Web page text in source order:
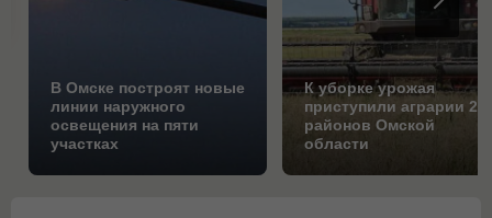
В Омске построят новые
линии наружного
освещения на пяти
участках
К уборке урожая
приступили аграрии 25
районов Омской
области